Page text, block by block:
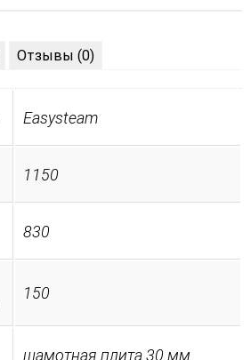
Отзывы (0)
Easysteam
1150
830
150
шамотная плита 30 мм